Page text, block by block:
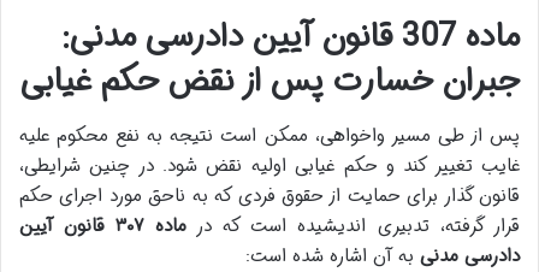
ماده 307 قانون آیین دادرسی مدنی:
جبران خسارت پس از نقض حکم غیابی
پس از طی مسیر واخواهی، ممکن است نتیجه به نفع محکوم علیه
غایب تغییر کند و حکم غیابی اولیه نقض شود. در چنین شرایطی،
قانون گذار برای حمایت از حقوق فردی که به ناحق مورد اجرای حکم
قرار گرفته، تدبیری اندیشیده است که در
ماده ۳۰۷ قانون آیین
دادرسی مدنی به آن اشاره شده است: